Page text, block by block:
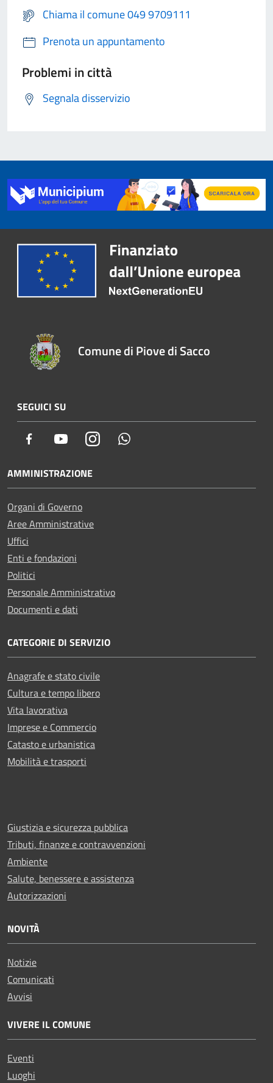
Chiama il comune 049 9709111
Prenota un appuntamento
Problemi in città
Segnala disservizio
Comune di Piove di Sacco
SEGUICI SU
Facebook YoutubeInstagram
AMMINISTRAZIONE
Organi di Governo
Aree Amministrative
Uffici
Enti e fondazioni
Politici
Personale Amministrativo
Documenti e dati
CATEGORIE DI SERVIZIO
Anagrafe e stato civile
Cultura e tempo libero
Vita lavorativa
Imprese e Commercio
Catasto e urbanistica
Mobilità e trasporti
Giustizia e sicurezza pubblica
Tributi, finanze e contravvenzioni
Ambiente
Salute, benessere e assistenza
Autorizzazioni
NOVITÀ
Notizie
Comunicati
Avvisi
VIVERE IL COMUNE
Eventi
Luoghi